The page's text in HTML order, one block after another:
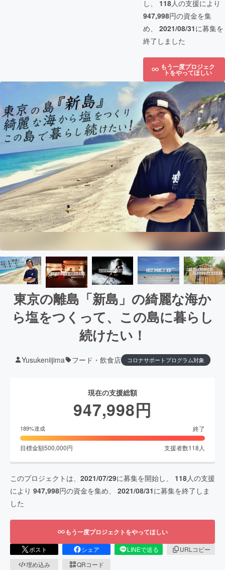
し、 118人の支援により
947,998円の資金を集
め、 2021/08/31に募集を
終了しました
もう一度プロジェク
トをやってほしい
東京の離島「新島」の綺麗な海か
ら塩をつくって、この島に暮らし
続けたい！
Yusukeniijima フード・飲食店 コロナサポートプログラム対象
現在の支援総額
947,998円
189%達成 終了
目標金額500,000円 支援者数118 人
このプロジェクトは、 2021/07/29に募集を開始し、 118人の支援
により 947,998円の資金を集め、 2021/08/31に募集を終了しま
した
もう一度プロジェクトをやってほしい
ポスト シェア LINEで送る
URLコピー
埋め込み
QRコード